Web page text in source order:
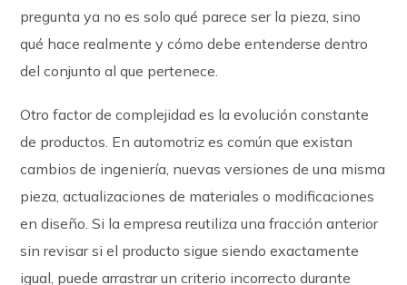
pregunta ya no es solo qué parece ser la pieza, sino
qué hace realmente y cómo debe entenderse dentro
del conjunto al que pertenece.
Otro factor de complejidad es la evolución constante
de productos. En automotriz es común que existan
cambios de ingeniería, nuevas versiones de una misma
pieza, actualizaciones de materiales o modificaciones
en diseño. Si la empresa reutiliza una fracción anterior
sin revisar si el producto sigue siendo exactamente
igual, puede arrastrar un criterio incorrecto durante